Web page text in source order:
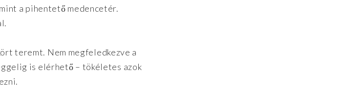
a pihentető medencetér.
teremt. Nem megfeledkezve a
is elérhető – tökéletes azok